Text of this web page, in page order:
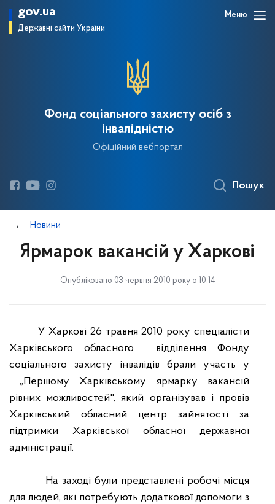
gov.ua
Державні сайти України
Меню
Фонд соціального захисту осіб з
інвалідністю
Офіційний вебпортал
Пошук
Новини
Ярмарок вакансій у Харкові
Опубліковано 03 червня 2010 року о 10:14
У Харкові 26 травня 2010 року спеціалісти
Харківського обласного
відділення Фонду
соціального захисту інвалідів брали участь у
„Першому Харківському ярмарку вакансій
рівних можливостей", який організував і провів
Харківський обласний центр зайнятості за
підтримки Харківської обласної державної
адміністрації.
На заході були представлені робочі місця
для людей, які потребують додаткової допомоги з